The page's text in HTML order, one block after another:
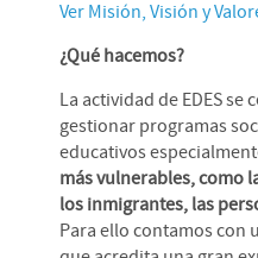
Ver Misión, Visión y
¿Qué hacemos?
La actividad de EDES se
gestionar programas
educativos
más vulnerables, como
los inmigrantes, las
Para ello contamos con